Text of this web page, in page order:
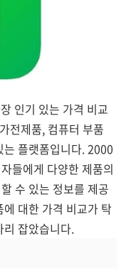
인기 있는 가격 비교
전제품, 컴퓨터 부품
플랫폼입니다. 2000
들에게 다양한 제품의
수 있는 정보를 제공
대한 가격 비교가 탁
잡았습니다.